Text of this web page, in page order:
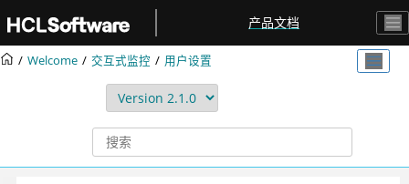
产品文档
Welcome 交互式监控 用户设置